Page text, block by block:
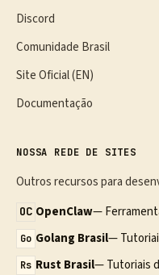
Discord
Comunidade Brasil
Site Oficial (EN)
Documentação
NOSSA REDE DE SITES
Outros recursos para
OC OpenClaw—
Go Golang Brasil—
Rs Rust Brasil— Tutoriais